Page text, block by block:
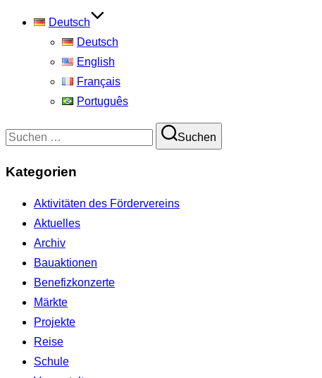
Deutsch
Deutsch
English
Français
Português
Suchen
Suchen
Kategorien
Aktivitäten des Fördervereins
Aktuelles
Archiv
Bauaktionen
Benefizkonzerte
Märkte
Projekte
Reise
Schule